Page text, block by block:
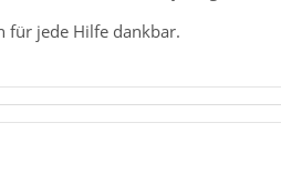
für jede Hilfe dankbar.